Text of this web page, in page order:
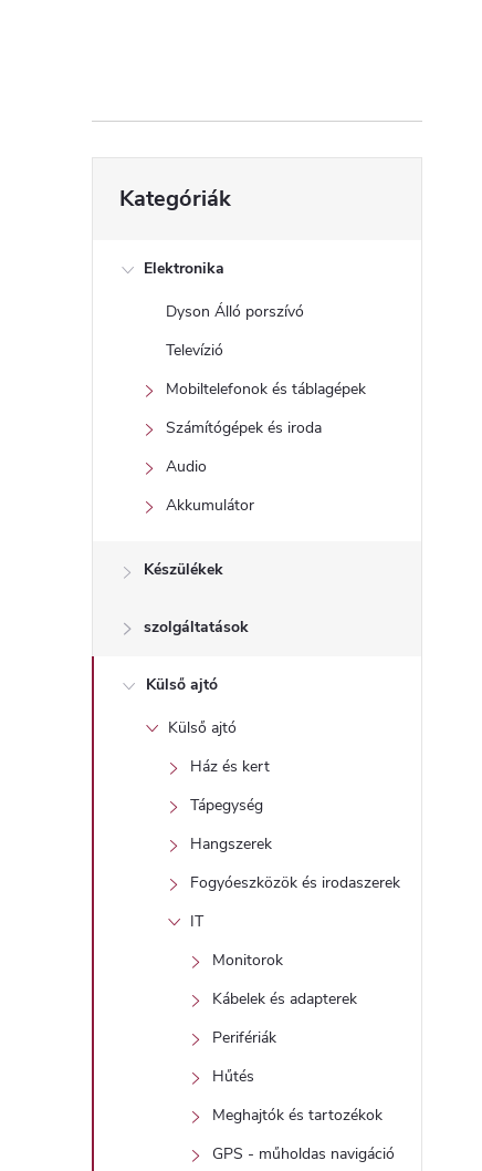
l
sátugrása
Kategóriák
Elektronika
Dyson Álló porszívó
Televízió
Mobiltelefonok és táblagépek
Számítógépek és iroda
Audio
Akkumulátor
Készülékek
szolgáltatások
Külső ajtó
Külső ajtó
Ház és kert
Tápegység
Hangszerek
Fogyóeszközök és irodaszerek
IT
Monitorok
Kábelek és adapterek
Perifériák
Hűtés
Meghajtók és tartozékok
GPS - műholdas navigáció